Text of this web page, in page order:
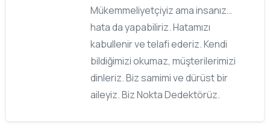
Mükemmeliyetçiyiz ama insanız…
hata da yapabiliriz. Hatamızı
kabullenir ve telafi ederiz. Kendi
bildiğimizi okumaz, müşterilerimizi
dinleriz. Biz samimi ve dürüst bir
aileyiz. Biz Nokta Dedektörüz.